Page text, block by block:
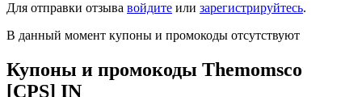
Для отправки отзыва войдите или зарегистрируйтесь.
В данный момент купоны и промокоды отсутствуют
Купоны и промокоды Themomsco
[CPS] IN